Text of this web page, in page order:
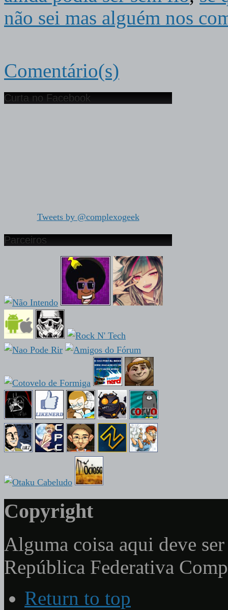
não sei mas alguém nos
Comentário(s)
Curta no Facebook
Tweets by @complexogeek
Parceiros
Copyright
Alguma coisa aqui deve
República Federativa
Return to top